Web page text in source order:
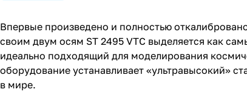
Впервые произведено и полностью
своим двум осям ST 2495 VTC выделяется как
идеально подходящий для моделирования
оборудование устанавливает «ультравысокий»
в мире.